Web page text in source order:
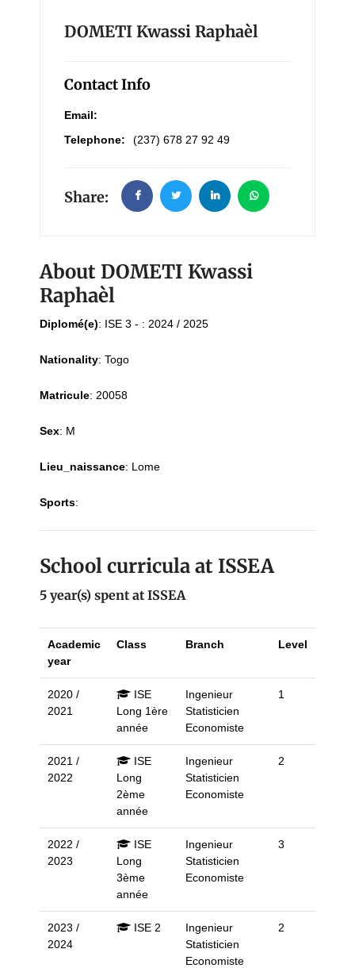
DOMETI Kwassi Raphaèl
Contact Info
Email:
Telephone:
(237) 678 27 92 49
Share:
About DOMETI Kwassi
Raphaèl
Diplomé(e): ISE 3 - : 2024 / 2025
Nationality: Togo
Matricule: 20058
Sex: M
Lieu_naissance: Lome
Sports:
School curricula at ISSEA
5 year(s) spent at ISSEA
Academic
year
Class Branch Level
2020 /
2021
ISE
Long 1ère
année
Ingenieur
Statisticien
Economiste
1
2021 /
2022
ISE
Long
2ème
année
Ingenieur
Statisticien
Economiste
2
2022 /
2023
ISE
Long
3ème
année
Ingenieur
Statisticien
Economiste
3
2023 /
2024
ISE 2
Ingenieur
Statisticien
Economiste
2